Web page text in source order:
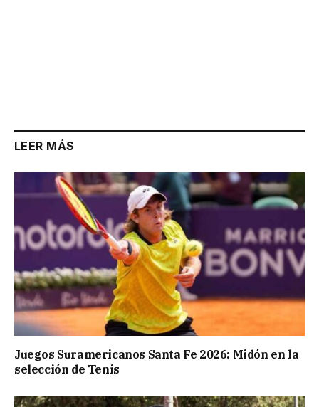
LEER MÁS
Juegos Suramericanos Santa Fe 2026: Midón en la
selección de Tenis